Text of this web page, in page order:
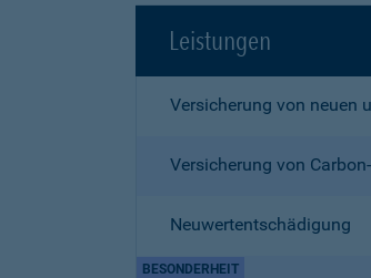
Leistungen
Versicherung von neuen
Versicherung von
Neuwertentschädigung
BESONDERHEIT